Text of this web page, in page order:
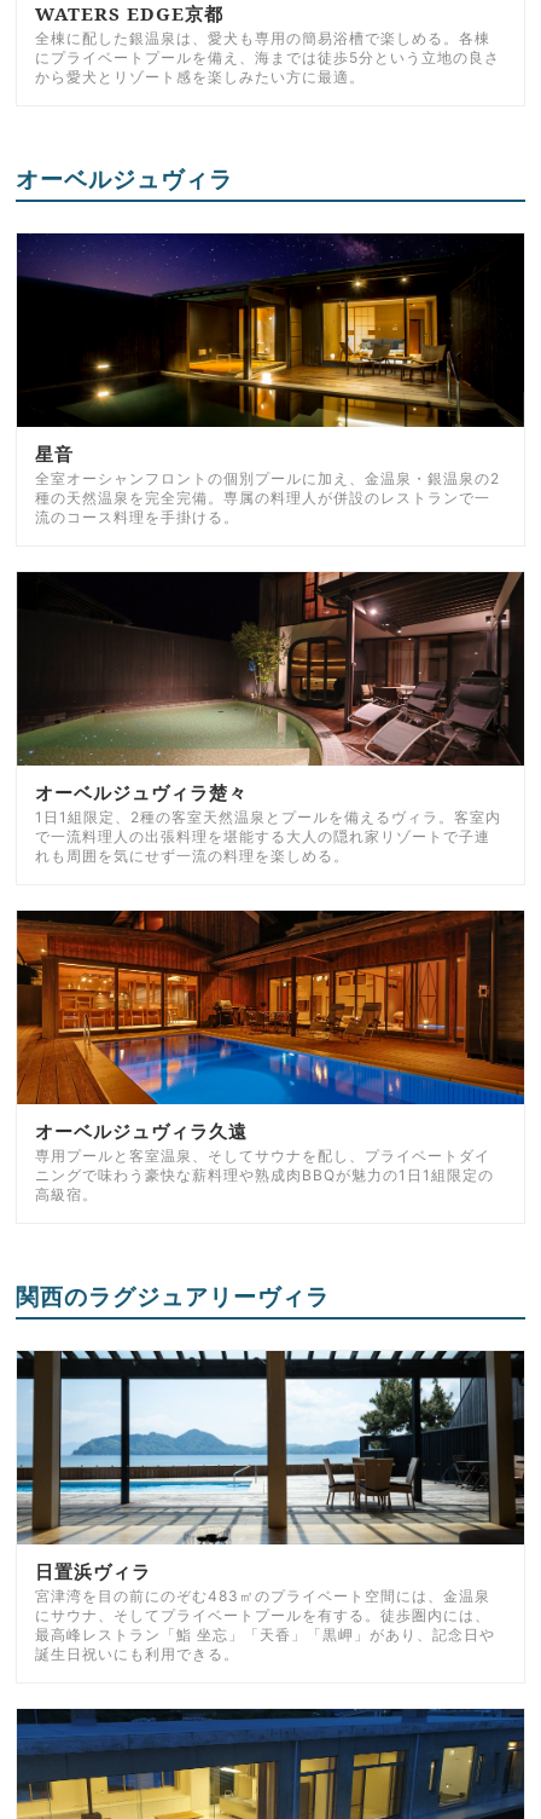
WATERS EDGE京都
全棟に配した銀温泉は、愛犬も専用の簡易浴槽で楽しめる。各棟
にプライベートプールを備え、海までは徒歩5分という立地の良さ
から愛犬とリゾート感を楽しみたい方に最適。
オーベルジュヴィラ
星音
全室オーシャンフロントの個別プールに加え、金温泉・銀温泉の2
種の天然温泉を完全完備。専属の料理人が併設のレストランで一
流のコース料理を手掛ける。
オーベルジュヴィラ楚々
1日1組限定、2種の客室天然温泉とプールを備えるヴィラ。客室内
で一流料理人の出張料理を堪能する大人の隠れ家リゾートで子連
れも周囲を気にせず一流の料理を楽しめる。
オーベルジュヴィラ久遠
専用プールと客室温泉、そしてサウナを配し、プライベートダイ
ニングで味わう豪快な薪料理や熟成肉BBQが魅力の1日1組限定の
高級宿。
関西のラグジュアリーヴィラ
日置浜ヴィラ
宮津湾を目の前にのぞむ483㎡のプライベート空間には、金温泉
にサウナ、そしてプライベートプールを有する。徒歩圏内には、
最高峰レストラン「鮨 坐忘」「天香」「黒岬」があり、記念日や
誕生日祝いにも利用できる。